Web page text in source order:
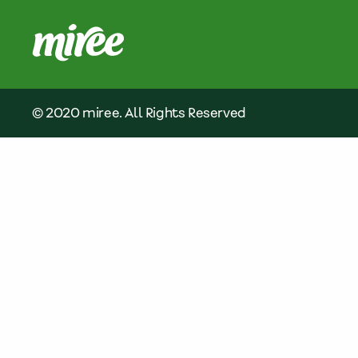
© 2020 miree. All Rights Reserved